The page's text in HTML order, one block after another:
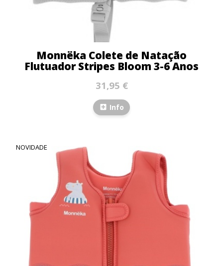
Monnëka Colete de Natação
Flutuador Stripes Bloom 3-6 Anos
31,95 €
Info
NOVIDADE